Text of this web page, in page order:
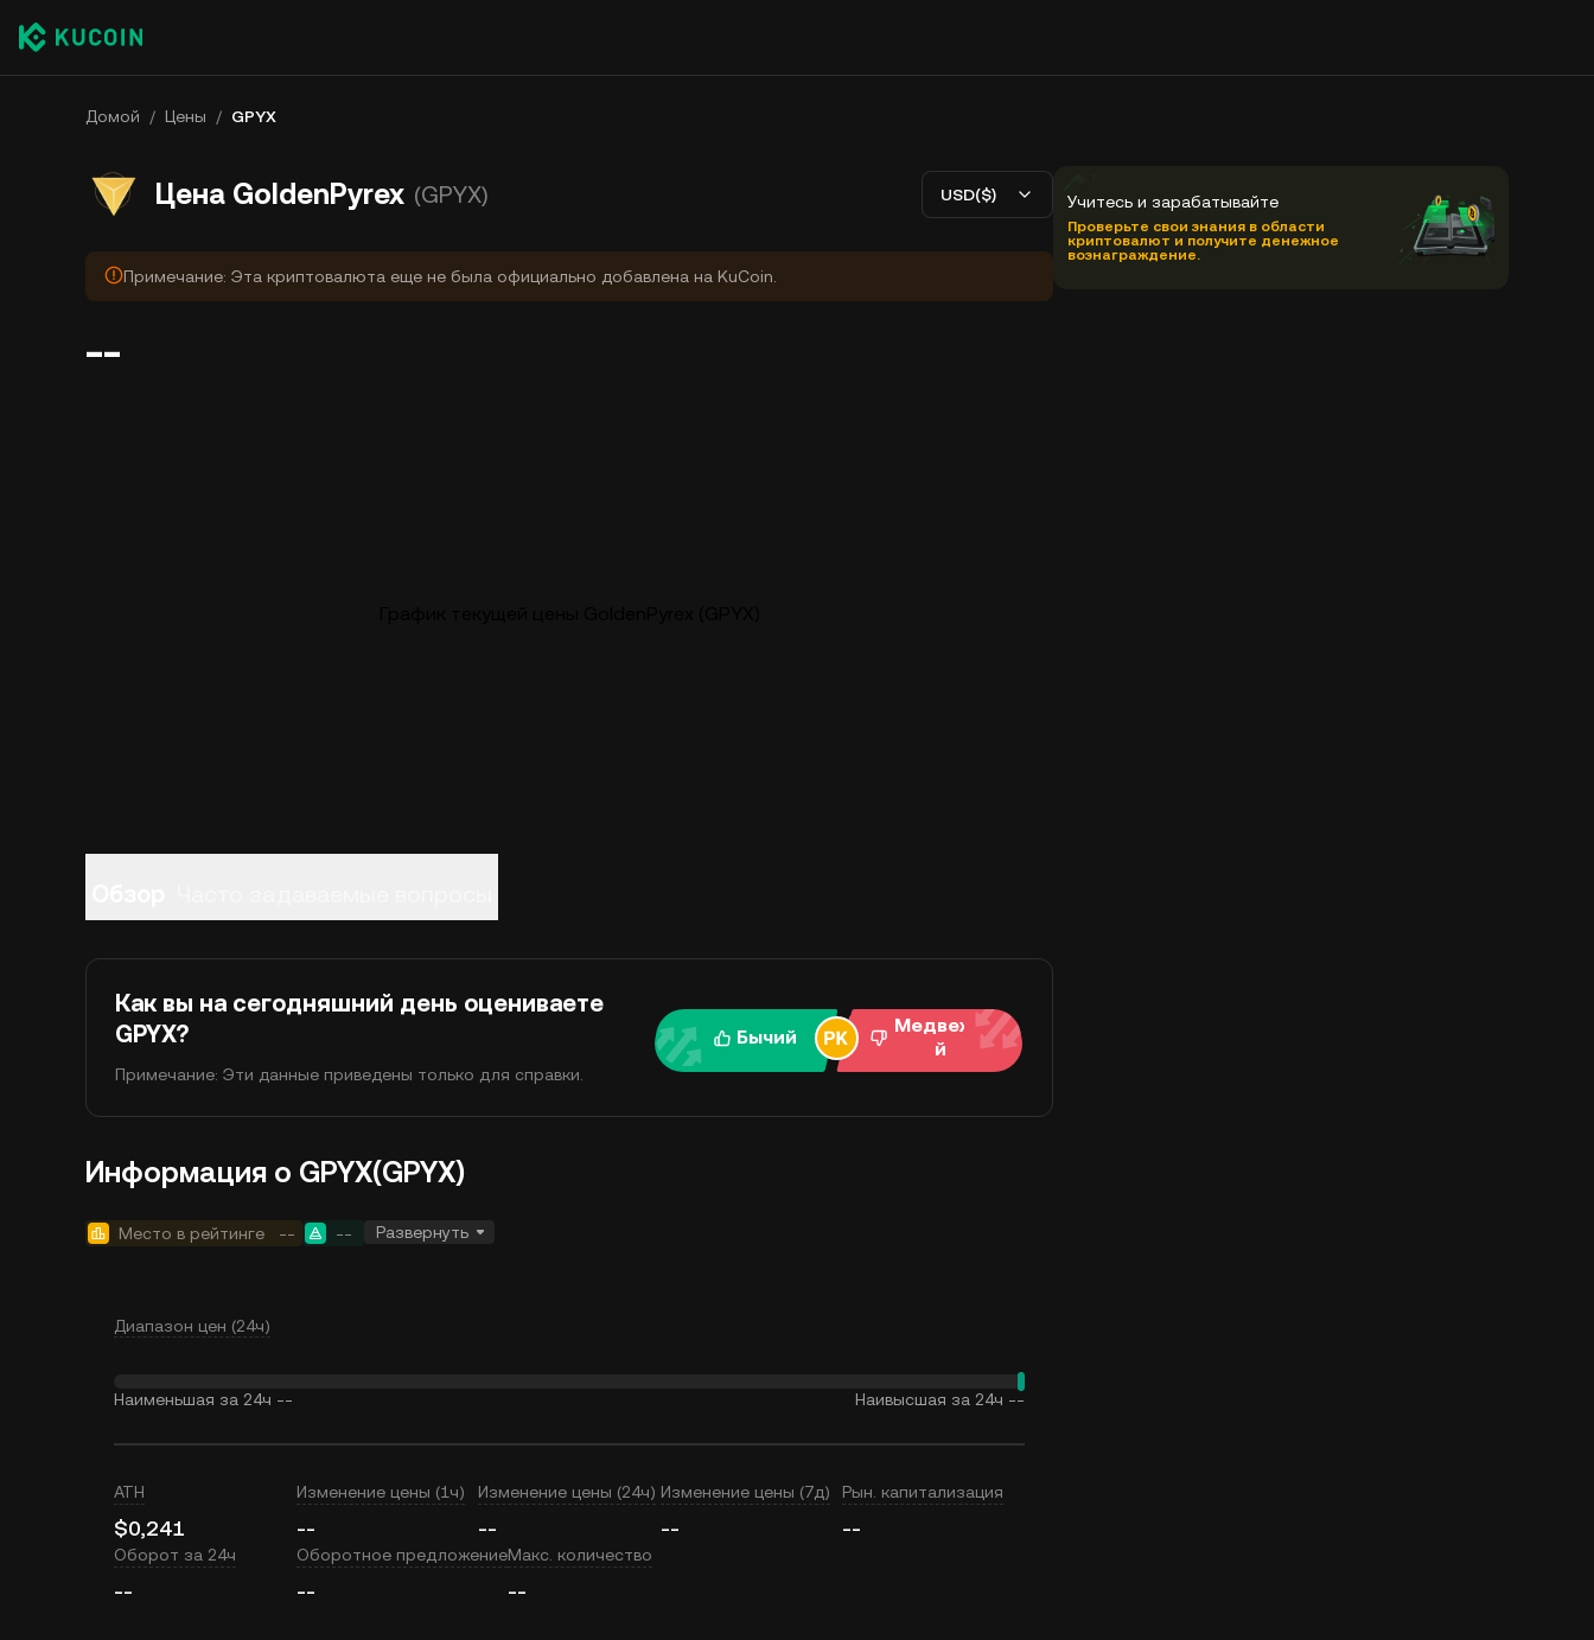
Домой / Цены / GPYX
Цена GoldenPyrex (GPYX) USD($)
Примечание: Эта криптовалюта еще не была официально добавлена на KuCoin.
--
Как вы на сегодняшний день оцениваете
GPYX?
Примечание: Эти данные приведены только для справки.
Бычий
Медвежи
й
Информация о GPYX(GPYX)
Место в рейтинге -- -- Развернуть
Диапазон цен (24ч)
Наименьшая за 24ч -- Наивысшая за 24ч --
ATH
$0,241
Изменение цены (1ч)
--
Изменение цены (24ч)
--
Изменение цены (7д)
--
Рын. капитализация
--
Оборот за 24ч
--
Оборотное предложение
--
Макс. количество
--
Учитесь и зарабатывайте
Проверьте свои знания в области
криптовалют и получите денежное
вознаграждение.